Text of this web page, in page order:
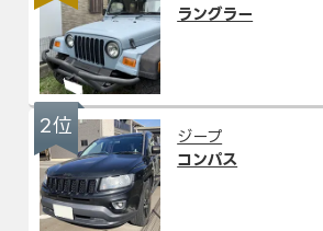
ラングラー
2位
ジープ
コンパス